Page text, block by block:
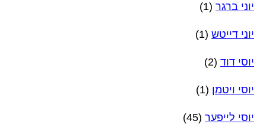
יוני ברגר (1)
יוני דייטש (1)
יוסי דוד (2)
יוסי ויטמן (1)
יוסי לייפער (45)